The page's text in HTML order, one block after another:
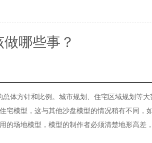
哪些事？
体方针和比例。城市规划、住宅区域规划等
宅模型，这与其他沙盘模型的情况稍有不同，
的场地模型，模型的制作者必须清楚地形高差